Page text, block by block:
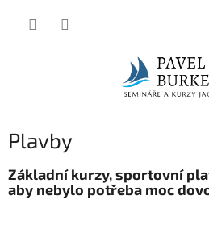
Plavby
Základní kurzy, sportovní
aby nebylo potřeba moc